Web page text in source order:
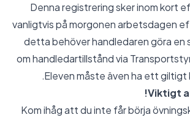
Denna registrering sker inom kort
vanligtvis på morgonen arbetsdagen
detta behöver handledaren göra en
om handledartillstånd via
Eleven måste även ha ett giltigt
Viktigt
Kom ihåg att du inte får börja